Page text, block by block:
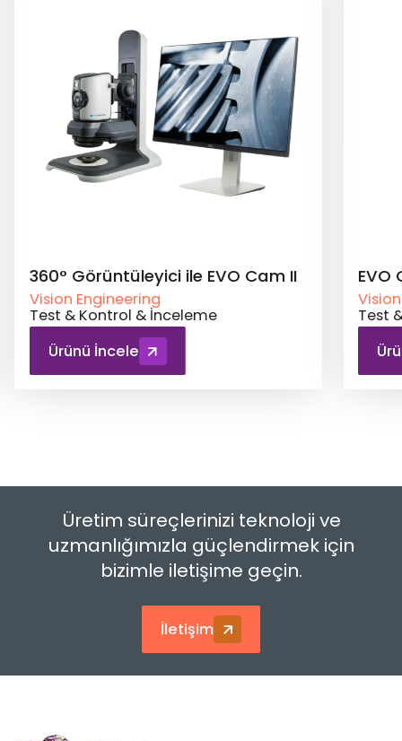
Cam II EVO Cam II Ergonomik Stand
Vision Engineering
Test & Kontrol & İnceleme
Üretim süreçlerinizi teknoloji ve
uzmanlığımızla güçlendirmek için
bizimle iletişime geçin.
İletişim